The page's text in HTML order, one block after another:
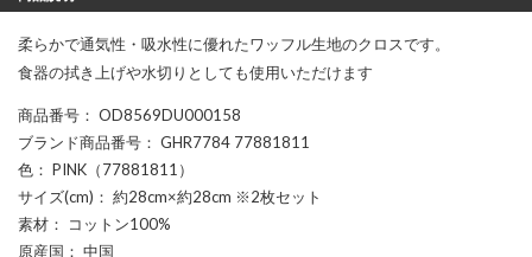
柔らかで通気性・吸水性に優れたワッフル生地のクロスです。
食器の拭き上げや水切りとしても使用いただけます
商品番号 ： OD8569DU000158
ブランド商品番号 ： GHR7784 77881811
色 ： PINK（77881811）
サイズ(cm) ： 約28cm×約28cm ※2枚セット
素材 ： コットン100%
原産国 ： 中国